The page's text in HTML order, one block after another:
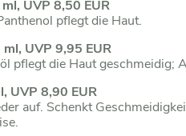
UVP 8,50 EUR
pflegt die Haut.
UVP 9,95 EUR
die Haut geschmeidig;
UVP 8,90 EUR
auf. Schenkt